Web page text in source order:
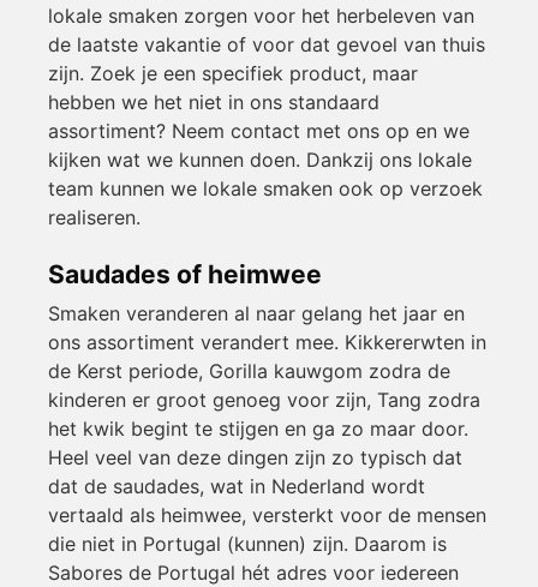
lokale smaken zorgen voor het herbeleven van
de laatste vakantie of voor dat gevoel van thuis
zijn. Zoek je een specifiek product, maar
hebben we het niet in ons standaard
assortiment? Neem contact met ons op en we
kijken wat we kunnen doen. Dankzij ons lokale
team kunnen we lokale smaken ook op verzoek
realiseren.
Saudades of heimwee
Smaken veranderen al naar gelang het jaar en
ons assortiment verandert mee. Kikkererwten in
de Kerst periode, Gorilla kauwgom zodra de
kinderen er groot genoeg voor zijn, Tang zodra
het kwik begint te stijgen en ga zo maar door.
Heel veel van deze dingen zijn zo typisch dat
dat de saudades, wat in Nederland wordt
vertaald als heimwee, versterkt voor de mensen
die niet in Portugal (kunnen) zijn. Daarom is
Sabores de Portugal hét adres voor iedereen